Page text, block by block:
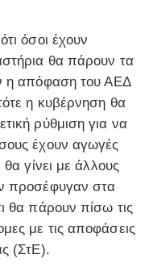
όσοι έχουν
θα πάρουν τα
η απόφαση του ΑΕΔ
η κυβέρνηση θα
ρύθμιση για να
έχουν αγωγές
γίνει με άλλους
προσέφυγαν στα
θα πάρουν πίσω τις
με τις αποφάσεις
(ΣτΕ).